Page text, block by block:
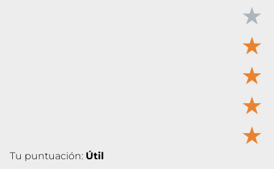
★
★
★
★
★
Tu puntuación: Útil